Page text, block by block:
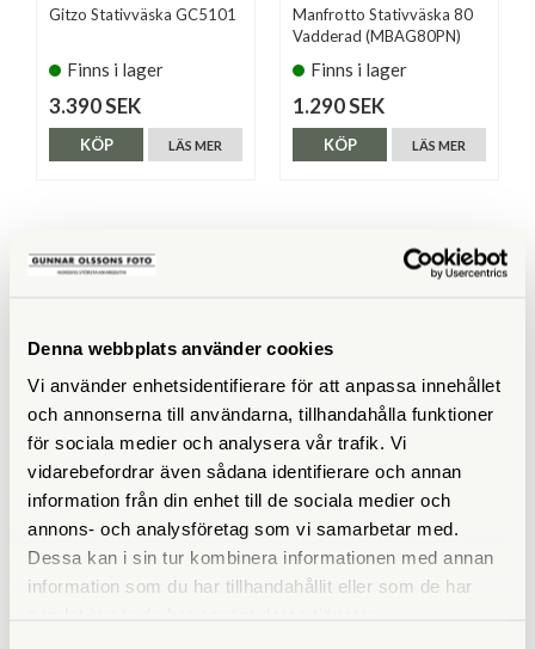
Denna webbplats använder cookies
Vi använder enhetsidentifierare för att anpassa innehållet
och annonserna till användarna, tillhandahålla funktioner
för sociala medier och analysera vår trafik. Vi
vidarebefordrar även sådana identifierare och annan
information från din enhet till de sociala medier och
annons- och analysföretag som vi samarbetar med.
Dessa kan i sin tur kombinera informationen med annan
information som du har tillhandahållit eller som de har
Gitzo Stativväska GC5101
Finns i lager
3.390 SEK
LÄS MER
KÖP
Manfrotto Stativväska 80
Vadderad (MBAG80PN)
Finns i lager
1.290 SEK
LÄS MER
KÖP
Manfrotto Quenox